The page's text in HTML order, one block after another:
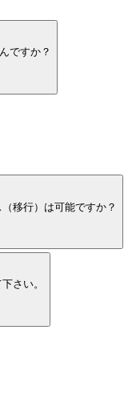
ですか？
移行）は可能ですか？
さい。